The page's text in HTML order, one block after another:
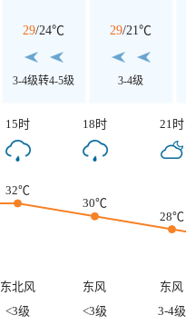
29/24℃
3-4级转4-5级
29/21℃
3-4级
15时 18时 21时
32℃
30℃
28℃
东北风 东风
东风
<3级 <3级 3-4级